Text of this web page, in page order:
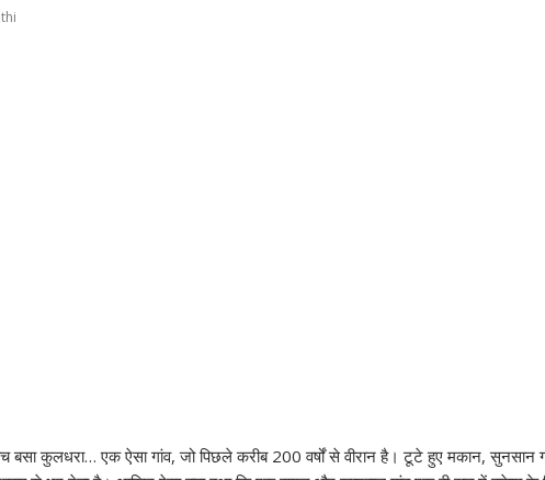
बसा कुलधरा… एक ऐसा गांव, जो पिछले करीब 200 वर्षों से वीरान है। टूटे हुए मकान, सुनसान